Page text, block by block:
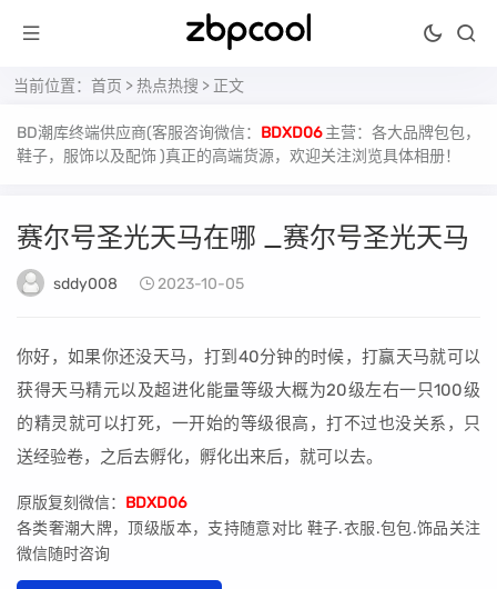
当前位置： 首页 >热点热搜 > 正文
BD潮库终端供应商(客服咨询微信： BDXD06 主营：各大品牌包包，
鞋子，服饰以及配饰 )真正的高端货源，欢迎关注浏览具体相册！
赛尔号圣光天马在哪 _赛尔号圣光天马
sddy008 2023-10-05
你好，如果你还没天马，打到40分钟的时候，打赢天马就可以
获得天马精元以及超进化能量等级大概为20级左右一只100级
的精灵就可以打死，一开始的等级很高，打不过也没关系，只
送经验卷，之后去孵化，孵化出来后，就可以去。
原版复刻微信： BDXD06
各类奢潮大牌，顶级版本，支持随意对比 鞋子.衣服.包包.饰品关注
微信随时咨询